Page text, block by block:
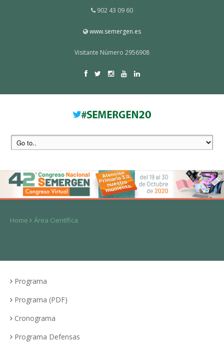
902 43 09 60
www.semergen.es
Visitante Número 2956908
Home Área Científica
Programa
Programa (PDF)
Cronograma
Programa Defensas